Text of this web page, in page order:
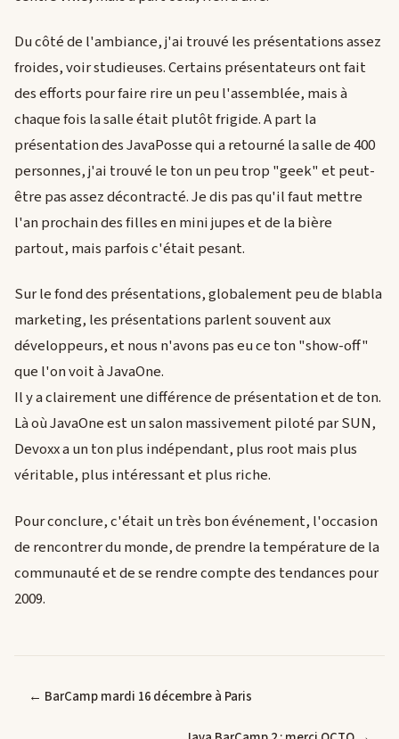
Du côté de l'ambiance, j'ai trouvé les présentations assez
froides, voir studieuses. Certains présentateurs ont fait
des efforts pour faire rire un peu l'assemblée, mais à
chaque fois la salle était plutôt frigide. A part la
présentation des JavaPosse qui a retourné la salle de 400
personnes, j'ai trouvé le ton un peu trop "geek" et peut-
être pas assez décontracté. Je dis pas qu'il faut mettre
l'an prochain des filles en mini jupes et de la bière
partout, mais parfois c'était pesant.
Sur le fond des présentations, globalement peu de blabla
marketing, les présentations parlent souvent aux
développeurs, et nous n'avons pas eu ce ton "show-off"
que l'on voit à JavaOne.
Il y a clairement une différence de présentation et de ton.
Là où JavaOne est un salon massivement piloté par SUN,
Devoxx a un ton plus indépendant, plus root mais plus
véritable, plus intéressant et plus riche.
Pour conclure, c'était un très bon événement, l'occasion
de rencontrer du monde, de prendre la température de la
communauté et de se rendre compte des tendances pour
2009.
← BarCamp mardi 16 décembre à Paris